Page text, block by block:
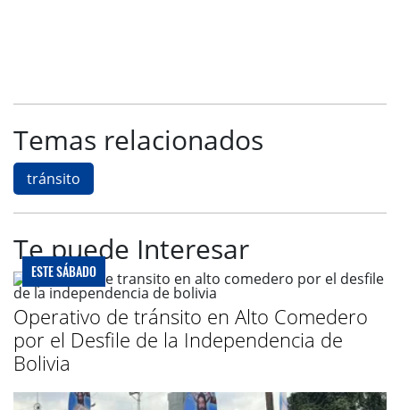
Temas relacionados
tránsito
Te puede Interesar
ESTE SÁBADO
Operativo de tránsito en Alto Comedero
por el Desfile de la Independencia de
Bolivia